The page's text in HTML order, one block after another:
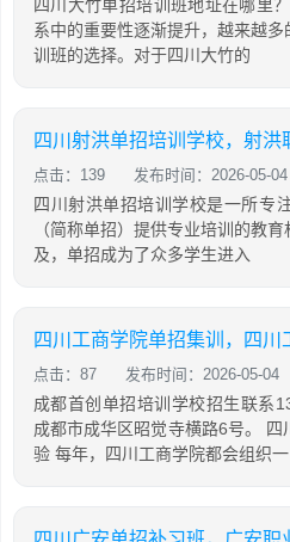
四川大竹单招培训班地址在哪里
系中的重要性逐渐提升，越来越
训班的选择。对于四川大竹的
四川射洪单招培训学校，射洪
点击：139 发布时间：2026-05-04
四川射洪单招培训学校是一所专
（简称单招）提供专业培训的教
及，单招成为了众多学生进入
点击：87 发布时间：2026-05-04
成都首创单招培训学校招生联系
成都市成华区昭觉寺横路6号。
验 每年，四川工商学院都会组织一